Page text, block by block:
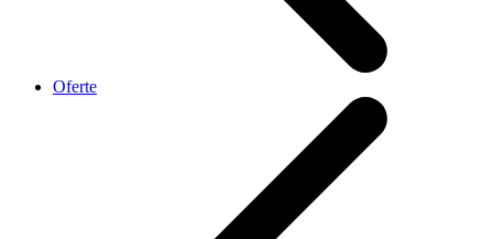
Oferte